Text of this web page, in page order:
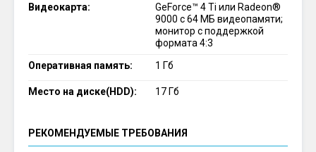
Видеокарта:
GeForce™ 4 Ti или Radeon®
9000 с 64 МБ видеопамяти;
монитор с поддержкой
формата 4:3
Оперативная память:
1 Гб
Место на диске(HDD): 17 Гб
РЕКОМЕНДУЕМЫЕ ТРЕБОВАНИЯ